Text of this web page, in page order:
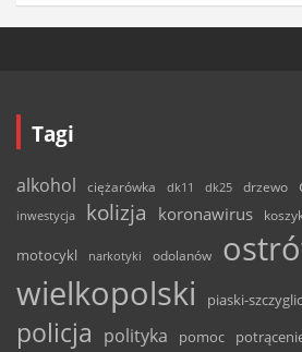
Tagi
alkohol ciężarówka dk11 dk25 drzewo
inwestycja
kolizja koronawirus
motocykl narkotyki odolanów
wielkopolski
piaski-
policja polityka pomoc